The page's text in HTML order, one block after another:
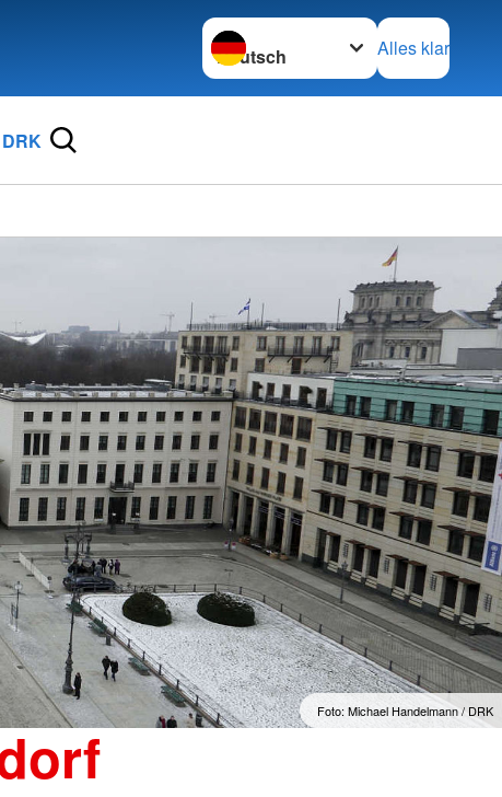
Sprache wechseln zu
Alles klar
Foto: Michael Handelmann / DRK